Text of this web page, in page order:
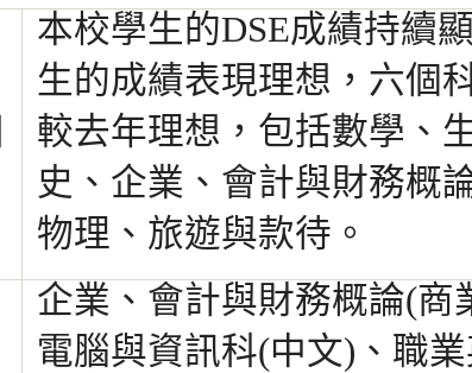
本校學生的DSE成績持續
生的成績表現理想， 六個
較去年理想，包括數學、
史、 企業 、會計與財務概
物理、旅遊與款待。
企業、會計與財務概論(商
電腦與資訊科(中文)、 職